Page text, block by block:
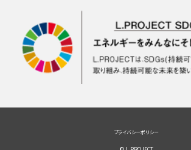
プライバシーポリシー